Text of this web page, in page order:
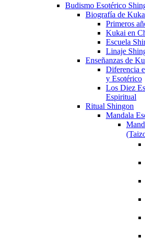
Budismo Esotérico
Biografía de
Primeros
Kukai en
Escuela
Linaje
Enseñanzas de
Diferencia
y Esotérico
Los Diez
Espiritual
Ritual Shingon
Mandala